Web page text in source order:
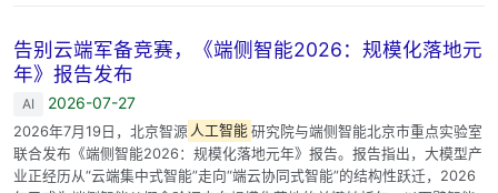
告别云端军备竞赛，《端侧智能2026：规模化落地元
年》报告发布
AI 2026-07-27
2026年7月19日，北京智源 人工智能 研究院与端侧智能北京市重点实验室
联合发布《端侧智能2026：规模化落地元年》报告。报告指出，大模型产
业正经历从“云端集中式智能”走向“端云协同式智能”的结构性跃迁，2026